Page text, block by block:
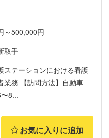
～500,000円
取手
ステーションにおける看護
業務 【訪問方法】自動車
〜8...
お気に入りに追加